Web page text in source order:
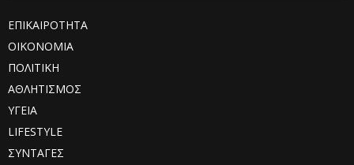
ΕΠΙΚΑΙΡΟΤΗΤΑ
ΟΙΚΟΝΟΜΙΑ
ΠΟΛΙΤΙΚΗ
ΑΘΛΗΤΙΣΜΟΣ
ΥΓΕΙΑ
LIFESTYLE
ΣΥΝΤΑΓΕΣ